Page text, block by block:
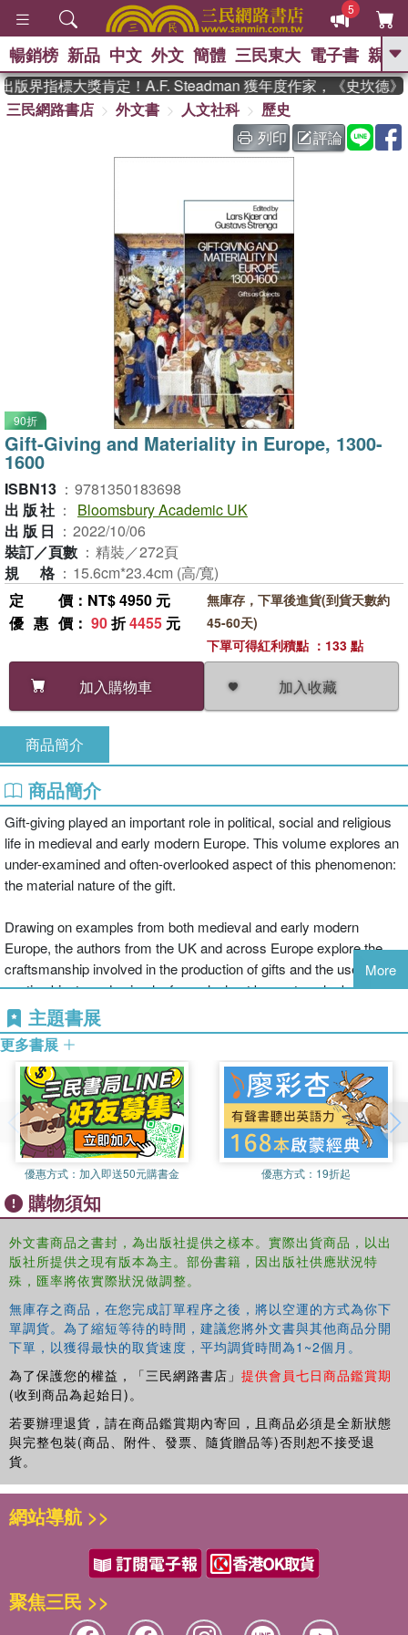
5
GO
熱搜： 東野圭吾 、
、 如果歷史是一群喵 、 暑期
國際布克獎 臺灣漫遊錄 、 方
暢銷榜 新品 中文 外文 簡體 三民東大 電子書 親子
界指標大獎肯定！A.F. Steadman 獲年度作家，《史坎德》
三民網路書店
外文書 人文社科
歷史
列印
評論
90折
Gift-Giving and Materiality in Europe, 1300-
1600
ISBN13 ： 9781350183698
出版社 ：
Bloomsbury Academic UK
出版日 ： 2022/10/06
裝訂／頁數 ： 精裝／272頁
規格 ： 15.6cm*23.4cm (高/寬)
定價 ：NT$ 4950 元
優惠價 ： 90折4455 元
加入購物車 加入收藏
無庫存，下單後進貨(到貨天數約
45-60天)
下單可得紅利積點 ：133 點
商品簡介
商品簡介
Gift-giving played an important role in political, social and religious
life in medieval and early modern Europe. This volume explores an
under-examined and often-overlooked aspect of this phenomenon:
the material nature of the gift.
Drawing on examples from both medieval and early modern
Europe, the authors from the UK and across Europe explore the
craftsmanship involved in the production of gifts and the use of
exotic objects and animals, from elephant bones to polar bears and
‘living’ holy objects, to communicate power, class and allegiance.
Gifts were publicly given, displayed and worn and so the book
explores the ways in which, as tangible objects, gifts could help to
construct religious and social worlds. But the beauty and material
richness of the gift could also provoke anxieties. Classical and
Christian authorities agreed that, in gift-giving, it was supposed to
be the thought that counted and consequently wealth and grandeur
raised worries about greed and corruption: was a valuable ring
payment for sexual services or a token of love and a promise of
marriage? Over three centuries, Gift-Giving and Materiality in
Europe, 1300-1600: Gifts as Objects reflects on the possibilities,
practicalities and concerns raised by the material character of gifts.
More
主題書展
更多書展
優惠方式： 加入即送50元購書金 優惠方式： 19折起
購物須知
外文書商品之書封，為出版社提供之樣本。實際出貨商品，以出
版社所提供之現有版本為主。部份書籍，因出版社供應狀況特
殊，匯率將依實際狀況做調整。
無庫存之商品，在您完成訂單程序之後，將以空運的方式為你下
單調貨。為了縮短等待的時間，建議您將外文書與其他商品分開
下單，以獲得最快的取貨速度，平均調貨時間為1~2個月。
為了保護您的權益，「三民網路書店」 提供會員七日商品鑑賞期
(收到商品為起始日)。
若要辦理退貨，請在商品鑑賞期內寄回，且商品必須是全新狀態
與完整包裝(商品、附件、發票、隨貨贈品等)否則恕不接受退
貨。
網站導航 >>
聚焦三民 >>